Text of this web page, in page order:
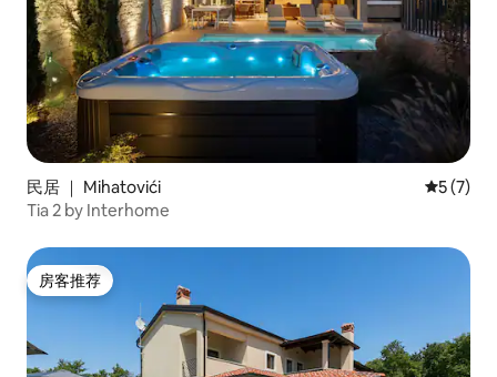
民居 ｜ Mihatovići 平均评分
5 (7)
Tia 2 by Interhome
房客推荐
房客推荐